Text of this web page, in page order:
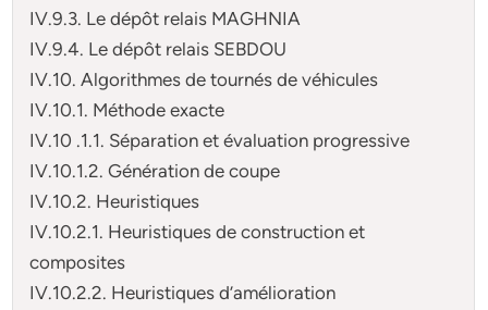
IV.9.3. Le dépôt relais MAGHNIA
IV.9.4. Le dépôt relais SEBDOU
IV.10. Algorithmes de tournés de véhicules
IV.10.1. Méthode exacte
IV.10 .1.1. Séparation et évaluation progressive
IV.10.1.2. Génération de coupe
IV.10.2. Heuristiques
IV.10.2.1. Heuristiques de construction et
composites
IV.10.2.2. Heuristiques d’amélioration